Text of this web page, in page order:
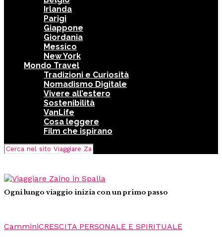
Irlanda
Parigi
Giappone
Giordania
Messico
New York
Mondo Travel
Tradizioni e Curiosità
Nomadismo Digitale
Vivere all’estero
Sostenibilità
VanLife
Cosa leggere
Film che ispirano
Ogni lungo viaggio inizia con un primo passo
CamminiCRESCITA PERSONALE E SPIRITUALE